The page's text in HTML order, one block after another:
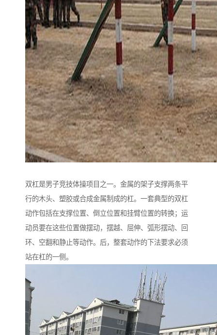
双杠是男子竞技体操项目之一。金属的架子支撑两条平
行的木头、塑胶或合成金属制成的杠。一套典型的双杠
动作包括在支撑位置、倒立位置和挂臂位置的转换；运
动员要在这些位置做摆动，摆越、屈伸、弧形摆动、回
环、空翻和静止等动作。后，整套动作的下法要求必须
站在杠的一侧。